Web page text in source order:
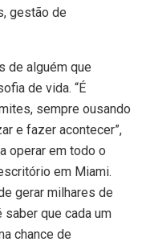
gestão de
de alguém que
de vida. “É
sempre ousando
e fazer acontecer”,
operar em todo o
em Miami.
gerar milhares de
que cada um
chance de